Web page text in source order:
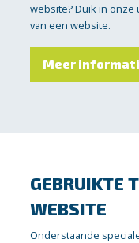
website? Duik in onze
van een website.
Meer
GEBRUIKTE
WEBSITE
Onderstaande